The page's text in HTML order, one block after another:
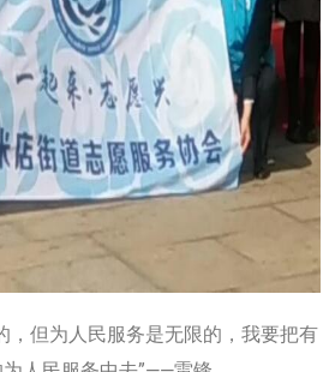
但为人民服务是无限的，我要把有